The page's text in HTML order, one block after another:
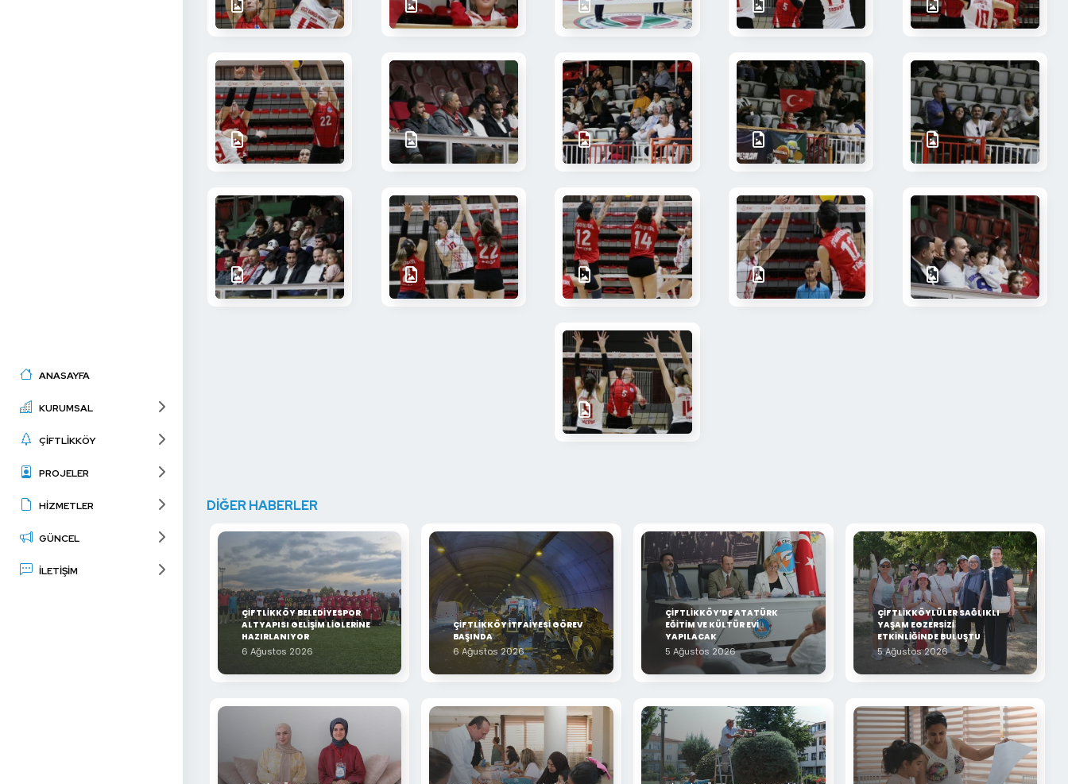
DİĞER HABERLER
ÇİFTLİKKÖY BELEDİYESPOR
ALTYAPISI GELİŞİM LİGLERİNE
HAZIRLANIYOR
6 Ağustos 2026
ÇİFTLİKKÖY İTFAİYESİ GÖREV
BAŞINDA
6 Ağustos 2026
ÇİFTLİKKÖY’DE ATATÜRK
EĞİTİM VE KÜLTÜR EVİ
YAPILACAK
5 Ağustos 2026
ÇİFTLİKKÖYLÜLER SAĞLIKLI
YAŞAM EGZERSİZİ
ETKİNLİĞİNDE BULUŞTU
5 Ağustos 2026
ANASAYFA
KURUMSAL
ÇİFTLİKKÖY
PROJELER
HİZMETLER
GÜNCEL
İLETİŞİM